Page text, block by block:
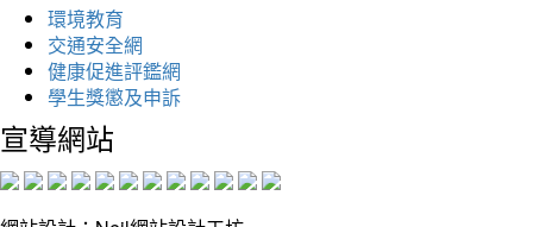
環境教育
交通安全網
健康促進評鑑網
學生獎懲及申訴
宣導網站